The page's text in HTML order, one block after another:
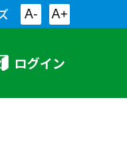
A- A+
ログイン